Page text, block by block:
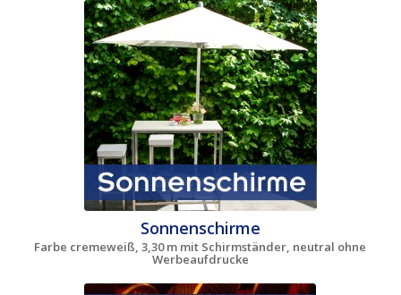
Sonnenschirme
Farbe cremeweiß, 3,30 m mit Schirmständer, neutral ohne
Werbeaufdrucke